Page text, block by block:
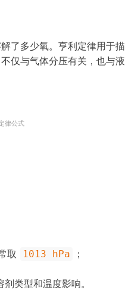
了多少氧。亨利定律用于描
仅与气体分压有关，也与液
律公式
取 1013 hPa ；
剂类型和温度影响。